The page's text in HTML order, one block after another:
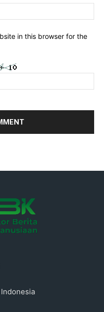
in this browser for the
Indonesia